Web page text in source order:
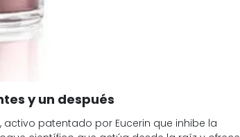
y un después
, activo patentado por Eucerin que inhibe la